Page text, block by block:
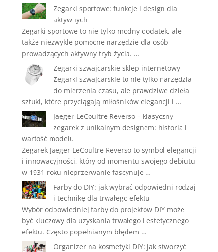
Zegarki sportowe: funkcje i design dla
aktywnych
Zegarki sportowe to nie tylko modny dodatek, ale
także niezwykle pomocne narzędzie dla osób
prowadzących aktywny tryb życia. …
Zegarki szwajcarskie sklep internetowy
Zegarki szwajcarskie to nie tylko narzędzia
do mierzenia czasu, ale prawdziwe dzieła
sztuki, które przyciągają miłośników elegancji i …
Jaeger-LeCoultre Reverso – klasyczny
zegarek z unikalnym designem: historia i
wartość modelu
Zegarek Jaeger-LeCoultre Reverso to symbol elegancji
i innowacyjności, który od momentu swojego debiutu
w 1931 roku nieprzerwanie fascynuje …
Farby do DIY: jak wybrać odpowiedni rodzaj
i technikę dla trwałego efektu
Wybór odpowiedniej farby do projektów DIY może
być kluczowy dla uzyskania trwałego i estetycznego
efektu. Często popełnianym błędem …
Organizer na kosmetyki DIY: jak stworzyć